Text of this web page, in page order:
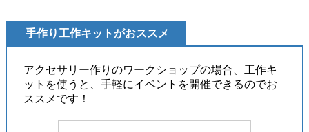
手作り工作キットがおススメ
アクセサリー作りのワークショップの場合、工作キ
ットを使うと、手軽にイベントを開催できるのでお
ススメです！